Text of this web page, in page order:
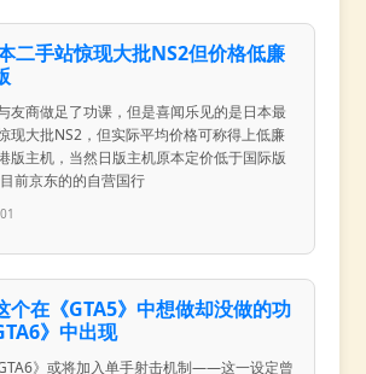
二手站惊现大批NS2但价格低廉
友商做足了功课，但是喜闻乐见的是日本最
现大批NS2，但实际平均价格可称得上低廉
版主机，当然日版主机原本定价低于国际版
前京东的的自营国行
个在《GTA5》中想做却没做的功
》中出现
》或将加入单手射击机制——这一设定曾